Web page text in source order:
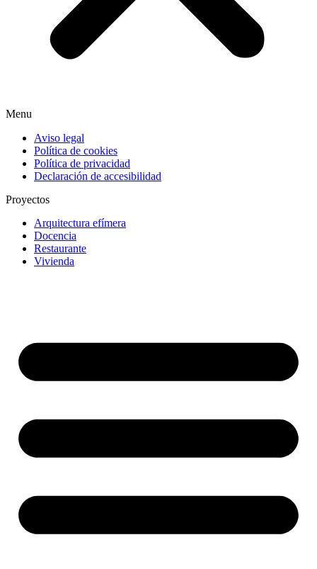
Menu
Aviso legal
Política de cookies
Política de privacidad
Declaración de accesibilidad
Proyectos
Arquitectura efímera
Docencia
Restaurante
Vivienda